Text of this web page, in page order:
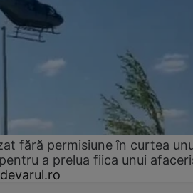
fără permisiune în curtea
a prelua fiica unui